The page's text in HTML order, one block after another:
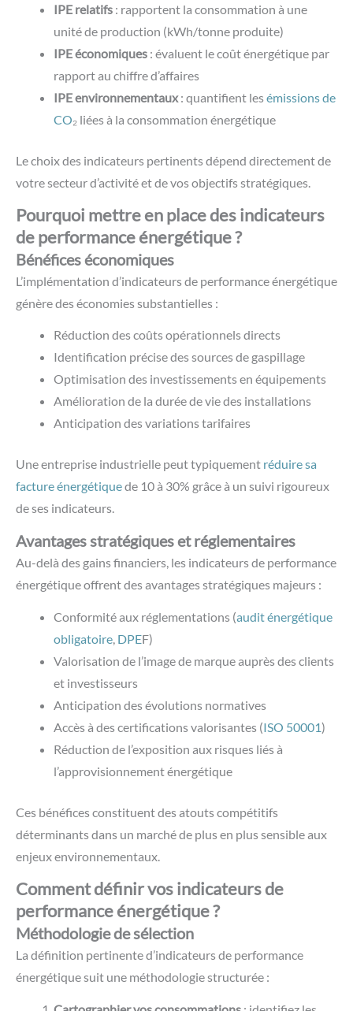
IPE relatifs : rapportent la consommation à une
unité de production (kWh/tonne produite)
IPE économiques : évaluent le coût énergétique par
rapport au chiffre d’affaires
IPE environnementaux: quantifient lesémissions de
CO₂ liées à la consommation énergétique
Le choix des indicateurs pertinents dépend directement de
votre secteur d’activité et de vos objectifs stratégiques.
Pourquoi mettre en place des indicateurs
de performance énergétique ?
Bénéfices économiques
L’implémentation d’indicateurs de performance énergétique
génère des économies substantielles :
Réduction des coûts opérationnels directs
Identification précise des sources de gaspillage
Optimisation des investissements en équipements
Amélioration de la durée de vie des installations
Anticipation des variations tarifaires
Une entreprise industrielle peut typiquement réduire sa
facture énergétiquede 10 à 30% grâce à un suivi rigoureux
de ses indicateurs.
Avantages stratégiques et réglementaires
Au-delà des gains financiers, les indicateurs de performance
énergétique offrent des avantages stratégiques majeurs :
Conformité aux réglementations (audit énergétique
obligatoire, DPEF)
Valorisation de l’image de marque auprès des clients
et investisseurs
Anticipation des évolutions normatives
Accès à des certifications valorisantes (ISO 50001)
Réduction de l’exposition aux risques liés à
l’approvisionnement énergétique
Ces bénéfices constituent des atouts compétitifs
déterminants dans un marché de plus en plus sensible aux
enjeux environnementaux.
Comment définir vos indicateurs de
performance énergétique ?
Méthodologie de sélection
La définition pertinente d’indicateurs de performance
énergétique suit une méthodologie structurée :